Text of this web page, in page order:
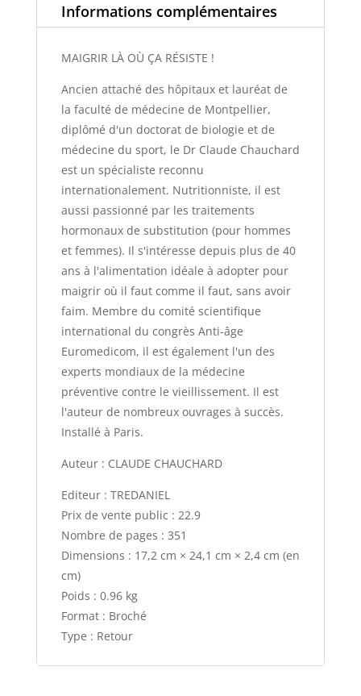
Informations complémentaires
MAIGRIR LÀ OÙ ÇA RÉSISTE !
Ancien attaché des hôpitaux et lauréat de
la faculté de médecine de Montpellier,
diplômé d'un doctorat de biologie et de
médecine du sport, le Dr Claude Chauchard
est un spécialiste reconnu
internationalement. Nutritionniste, il est
aussi passionné par les traitements
hormonaux de substitution (pour hommes
et femmes). Il s'intéresse depuis plus de 40
ans à l'alimentation idéale à adopter pour
maigrir où il faut comme il faut, sans avoir
faim. Membre du comité scientifique
international du congrès Anti-âge
Euromedicom, il est également l'un des
experts mondiaux de la médecine
préventive contre le vieillissement. Il est
l'auteur de nombreux ouvrages à succès.
Installé à Paris.
Auteur : CLAUDE CHAUCHARD
Editeur : TREDANIEL
Prix de vente public : 22.9
Nombre de pages : 351
Dimensions : 17,2 cm × 24,1 cm × 2,4 cm (en
cm)
Poids : 0.96 kg
Format : Broché
Type : Retour